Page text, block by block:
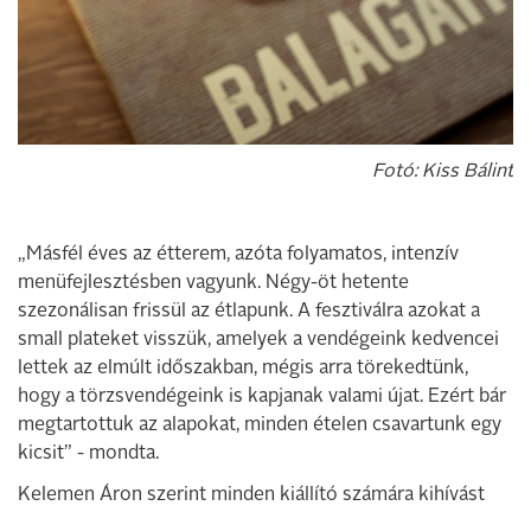
Fotó: Kiss Bálint
„Másfél éves az étterem, azóta folyamatos, intenzív
menüfejlesztésben vagyunk. Négy-öt hetente
szezonálisan frissül az étlapunk. A fesztiválra azokat a
small plateket visszük, amelyek a vendégeink kedvencei
lettek az elmúlt időszakban, mégis arra törekedtünk,
hogy a törzsvendégeink is kapjanak valami újat. Ezért bár
megtartottuk az alapokat, minden ételen csavartunk egy
kicsit” - mondta.
Kelemen Áron szerint minden kiállító számára kihívást